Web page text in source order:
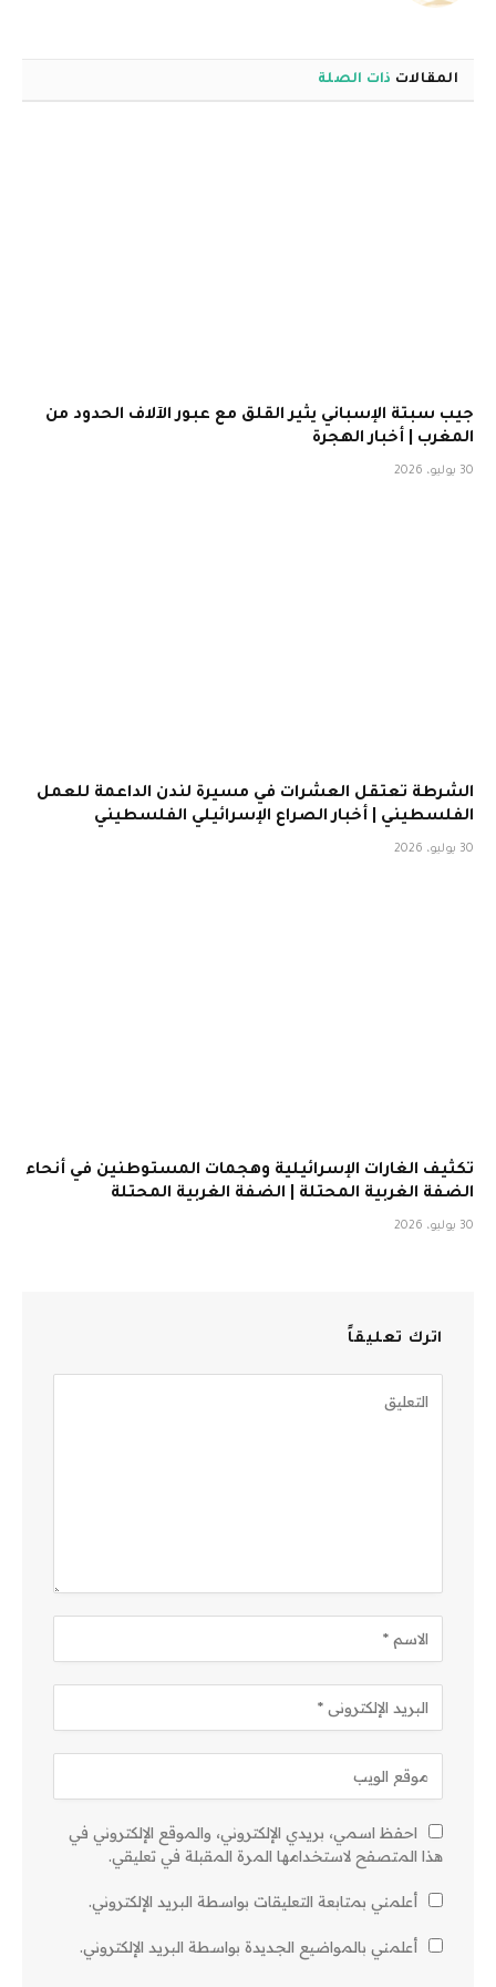
المقالات ذات الصلة
جيب سبتة الإسباني يثير القلق مع عبور الآلاف الحدود من
المغرب | أخبار الهجرة
30 يوليو، 2026
الشرطة تعتقل العشرات في مسيرة لندن الداعمة للعمل
الفلسطيني | أخبار الصراع الإسرائيلي الفلسطيني
30 يوليو، 2026
تكثيف الغارات الإسرائيلية وهجمات المستوطنين في أنحاء
الضفة الغربية المحتلة | الضفة الغربية المحتلة
30 يوليو، 2026
اترك تعليقاً
احفظ اسمي، بريدي الإلكتروني، والموقع الإلكتروني في
هذا المتصفح لاستخدامها المرة المقبلة في تعليقي.
أعلمني بمتابعة التعليقات بواسطة البريد الإلكتروني.
أعلمني بالمواضيع الجديدة بواسطة البريد الإلكتروني.